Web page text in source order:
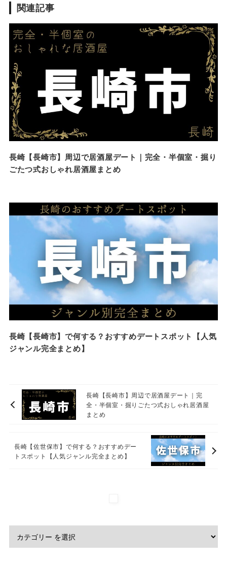
関連記事
長崎【長崎市】周辺で居酒屋デート｜完全・半個室・掘り
ごたつ式おしゃれ居酒屋まとめ
長崎【長崎市】で何する？おすすめデートスポット【人気
ジャンル完全まとめ】
長崎【長崎市】周辺で居酒屋デート｜完
全・半個室・掘りごたつ式おしゃれ居酒屋
まとめ
長崎【佐世保市】で何する？おすすめデー
トスポット【人気ジャンル完全まとめ】